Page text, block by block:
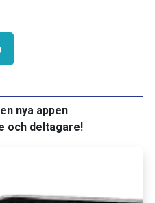
nya appen
och deltagare!